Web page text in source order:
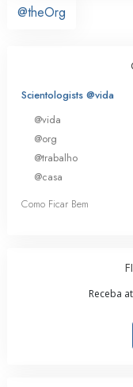
@theOrg
Scientologists @vida
@vida
@org
@trabalho
@casa
Como Ficar Bem
Receba